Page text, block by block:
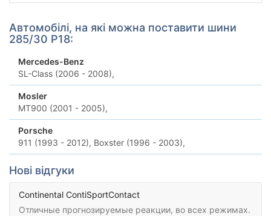
Автомобілі, на які можна поставити шини
285/30 Р18:
Mercedes-Benz
SL-Class (2006 - 2008),
Mosler
MT900 (2001 - 2005),
Porsche
911 (1993 - 2012), Boxster (1996 - 2003),
Нові відгуки
Continental ContiSportContact
Отличные прогнозируемые реакции, во всех режимах.